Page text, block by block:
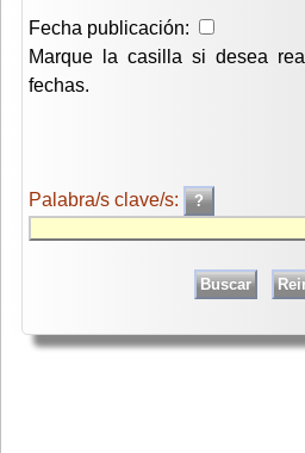
Fecha publicación:
Marque la casilla si desea
fechas.
Palabra/s clave/s: